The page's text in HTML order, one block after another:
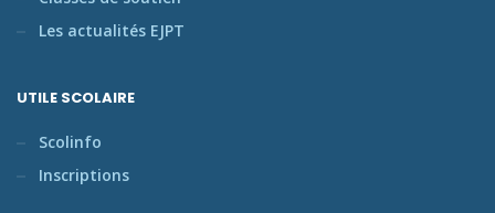
Les actualités EJPT
UTILE SCOLAIRE
Scolinfo
Inscriptions